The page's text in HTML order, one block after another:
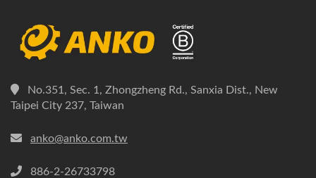
No.351, Sec. 1, Zhongzheng Rd., Sanxia Dist., New
Taipei City 237, Taiwan
anko@anko.com.tw
886-2-26733798